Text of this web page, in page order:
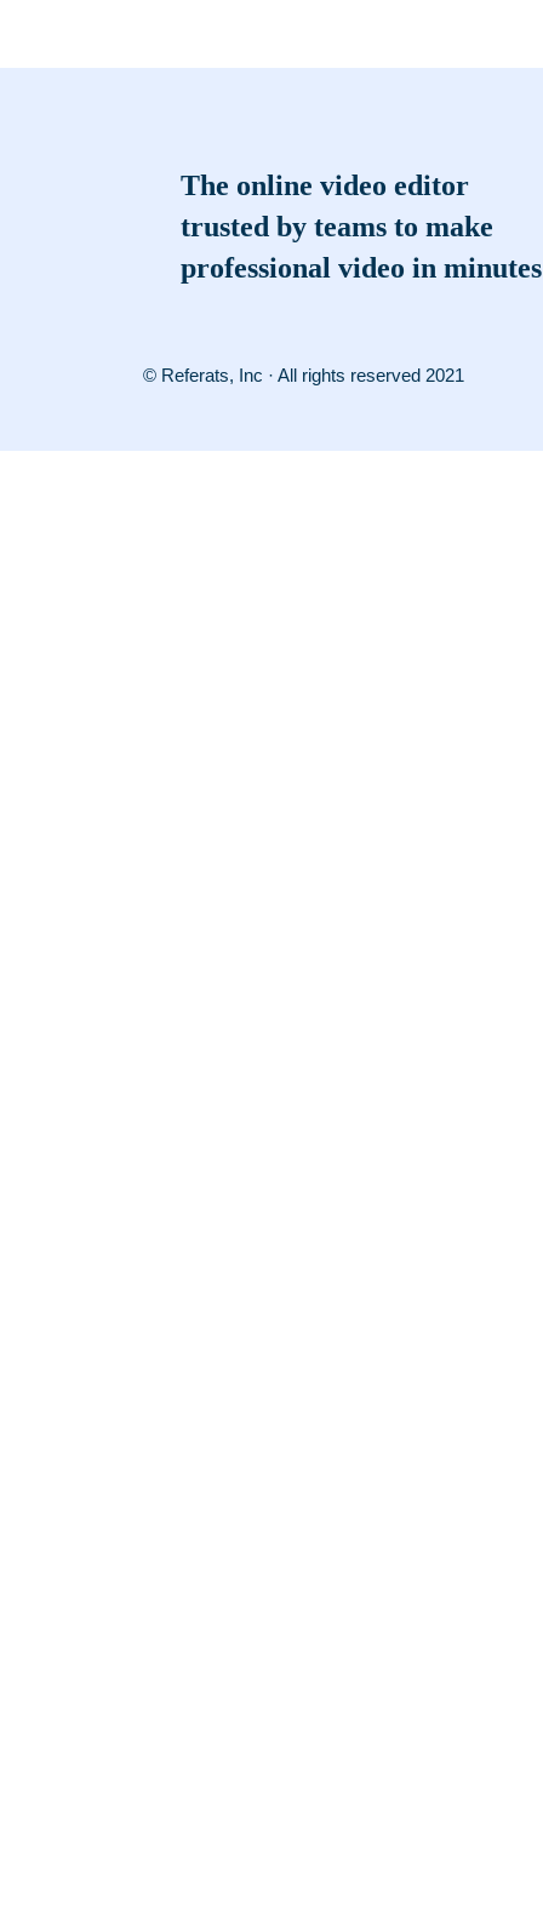
The online video editor
trusted by teams to make
professional video in minutes
© Referats, Inc · All rights reserved 2021